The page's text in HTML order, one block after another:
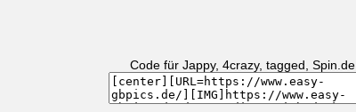
Code für Jappy, 4crazy, tagged, Spin.de